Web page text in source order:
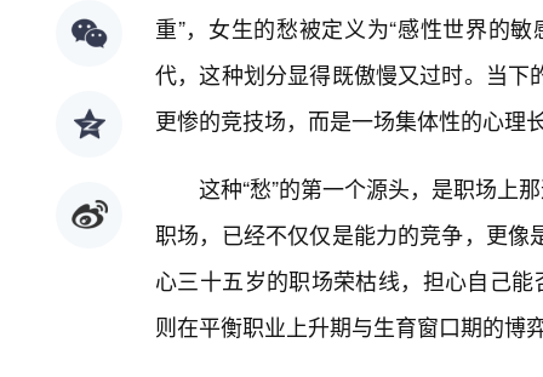
重”，女生的愁被定义为“感性世界的
代，这种划分显得既傲慢又过时。当
更惨的竞技场，而是一场集体性的心理
这种“愁”的第一个源头，是职场上
职场，已经不仅仅是能力的竞争，更
心三十五岁的职场荣枯线，担心自己
则在平衡职业上升期与生育窗口期的博